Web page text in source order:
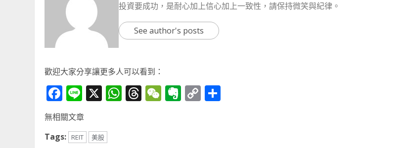
投資要成功，是耐心加上信心加上一致性，請保持微笑與紀律。
See author's posts
歡迎大家分享讓更多人可以看到：
Facebook
Line
X WhatsApp
Threads
WeChat
Evernote
Copy
無相關文章
Tags:
REIT 美股